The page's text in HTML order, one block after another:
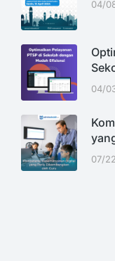
04/
04/
07/